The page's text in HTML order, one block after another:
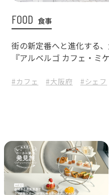
#箱根 #強羅 #小涌谷
FOOD 食事
街の新定番へと進化する
『アルベルゴ カフェ・ミ
#カフェ #大阪府 #シェフ